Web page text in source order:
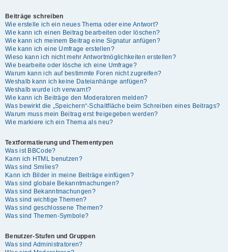
Beiträge schreiben
Wie erstelle ich ein neues Thema oder eine Antwort?
Wie kann ich einen Beitrag bearbeiten oder löschen?
Wie kann ich meinem Beitrag eine Signatur anfügen?
Wie kann ich eine Umfrage erstellen?
Wieso kann ich nicht mehr Antwortmöglichkeiten erstellen?
Wie bearbeite oder lösche ich eine Umfrage?
Warum kann ich auf bestimmte Foren nicht zugreifen?
Weshalb kann ich keine Dateianhänge anfügen?
Weshalb wurde ich verwarnt?
Wie kann ich Beiträge den Moderatoren melden?
Was bewirkt die „Speichern“-Schaltfläche beim Schreiben eines Beitrags?
Warum muss mein Beitrag erst freigegeben werden?
Wie markiere ich ein Thema als neu?
Textformatierung und Thementypen
Was ist BBCode?
Kann ich HTML benutzen?
Was sind Smilies?
Kann ich Bilder in meine Beiträge einfügen?
Was sind globale Bekanntmachungen?
Was sind Bekanntmachungen?
Was sind wichtige Themen?
Was sind geschlossene Themen?
Was sind Themen-Symbole?
Benutzer-Stufen und Gruppen
Was sind Administratoren?